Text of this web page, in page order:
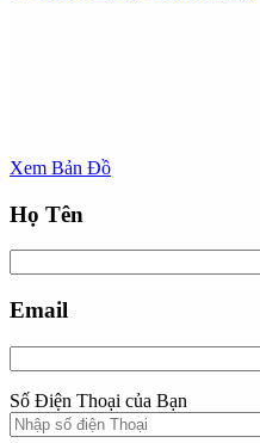
Xem Bản Đồ
Họ Tên
Email
Số Điện Thoại của Bạn